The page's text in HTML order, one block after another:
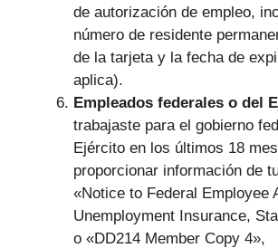
de autorización de empleo,
número de residente
de la tarjeta y la fecha de
aplica).
Empleados federales o del
trabajaste para el gobierno
Ejército en los últimos 18
proporcionar información de
«Notice to Federal Employee
Unemployment Insurance,
o «DD214 Member Copy 4»,